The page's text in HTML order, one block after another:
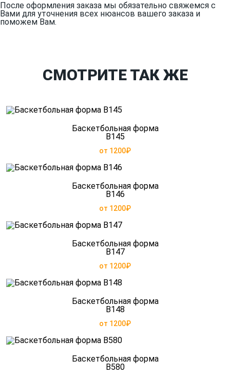
После оформления заказа мы обязательно свяжемся с
Вами для уточнения всех нюансов вашего заказа и
поможем Вам.
СМОТРИТЕ ТАК ЖЕ
Баскетбольная форма
B145
от 1200₽
Баскетбольная форма
B146
от 1200₽
Баскетбольная форма
B147
от 1200₽
Баскетбольная форма
B148
от 1200₽
Баскетбольная форма
B580